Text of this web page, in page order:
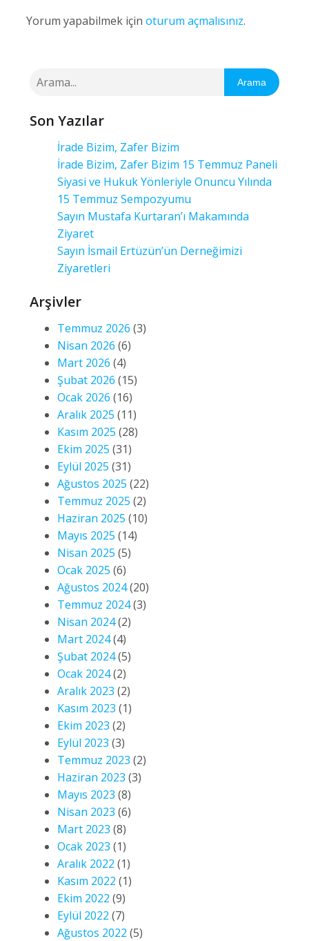
Yorum yapabilmek için oturum açmalısınız.
Arama
Son Yazılar
İrade Bizim, Zafer Bizim
İrade Bizim, Zafer Bizim 15 Temmuz Paneli
Siyasi ve Hukuk Yönleriyle Onuncu Yılında
15 Temmuz Sempozyumu
Sayın Mustafa Kurtaran’ı Makamında
Ziyaret
Sayın İsmail Ertüzün’ün Derneğimizi
Ziyaretleri
Arşivler
Temmuz 2026 (3)
Nisan 2026 (6)
Mart 2026 (4)
Şubat 2026 (15)
Ocak 2026 (16)
Aralık 2025 (11)
Kasım 2025 (28)
Ekim 2025 (31)
Eylül 2025 (31)
Ağustos 2025 (22)
Temmuz 2025 (2)
Haziran 2025 (10)
Mayıs 2025 (14)
Nisan 2025 (5)
Ocak 2025 (6)
Ağustos 2024(20)
Temmuz 2024(3)
Nisan 2024(2)
Mart 2024(4)
Şubat 2024(5)
Ocak 2024(2)
Aralık 2023 (2)
Kasım 2023 (1)
Ekim 2023 (2)
Eylül 2023 (3)
Temmuz 2023 (2)
Haziran 2023 (3)
Mayıs 2023 (8)
Nisan 2023 (6)
Mart 2023 (8)
Ocak 2023 (1)
Aralık 2022 (1)
Kasım 2022 (1)
Ekim 2022 (9)
Eylül 2022 (7)
Ağustos 2022 (5)